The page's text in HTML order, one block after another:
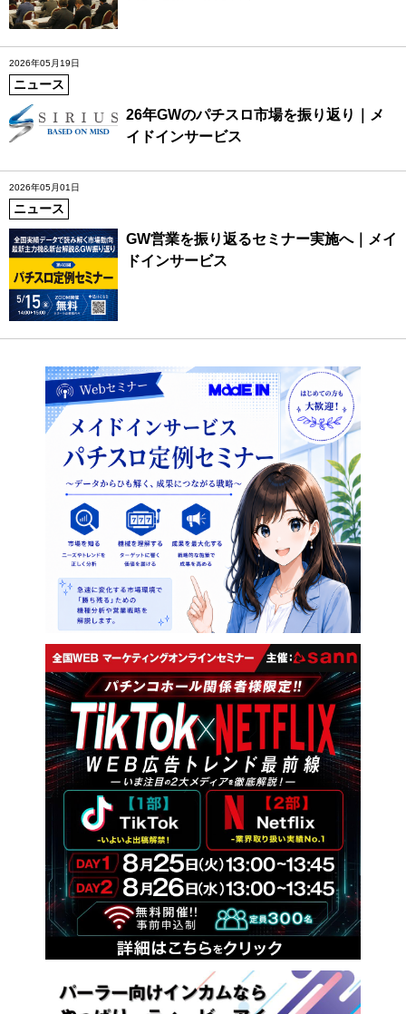
2026年05月19日
ニュース
26年GWのパチスロ市場を振り返り｜メ
イドインサービス
2026年05月01日
ニュース
GW営業を振り返るセミナー実施へ｜メイ
ドインサービス